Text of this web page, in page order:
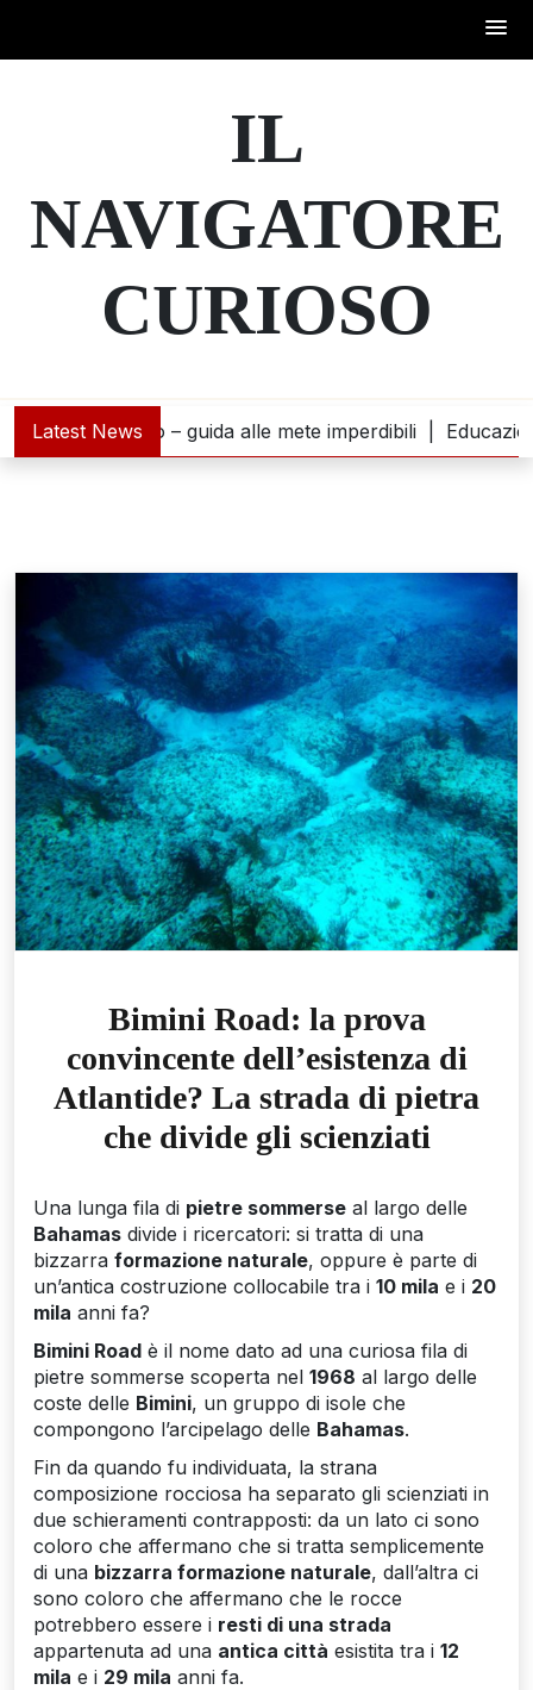
IL
NAVIGATORE
CURIOSO
Latest News
l’oceano – guida alle mete imperdibili |
Bimini Road: la prova
convincente dell’esistenza di
Atlantide? La strada di pietra
che divide gli scienziati
Una lunga fila di pietre sommerse al largo delle
Bahamas divide i ricercatori: si tratta di una
bizzarra formazione naturale, oppure è parte di
un’antica costruzione collocabile tra i 10 mila e i 20
mila anni fa?
Bimini Road è il nome dato ad una curiosa fila di
pietre sommerse scoperta nel 1968 al largo delle
coste delle Bimini, un gruppo di isole che
compongono l’arcipelago delle Bahamas.
Fin da quando fu individuata, la strana
composizione rocciosa ha separato gli scienziati in
due schieramenti contrapposti: da un lato ci sono
coloro che affermano che si tratta semplicemente
di una bizzarra formazione naturale, dall’altra ci
sono coloro che affermano che le rocce
potrebbero essere i resti di una strada
appartenuta ad una antica città esistita tra i 12
mila e i 29 mila anni fa.